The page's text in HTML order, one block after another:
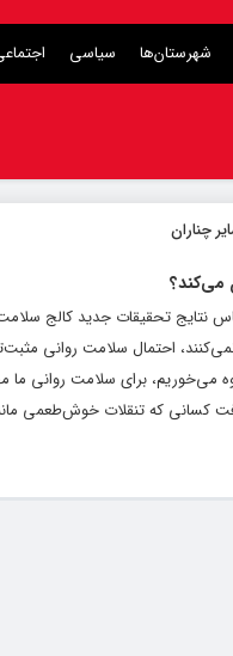
شهرستان‌ها سیاسی
می‌کند؟
نتایج تحقیقات جدید کالج
احتمال سلامت روانی
می‌خوریم، برای سلامت روانی
کسانی که تنقلات خوش‌طعمی